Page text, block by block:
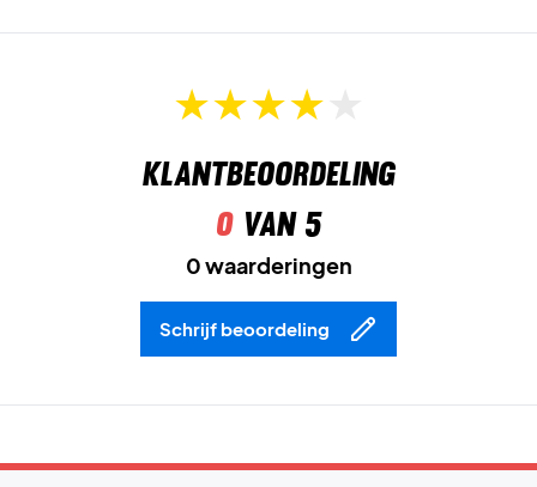
Klantbeoordeling
0van 5
0 waarderingen
Schrijf beoordeling